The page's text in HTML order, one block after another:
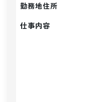
勤務地住所
仕事内容